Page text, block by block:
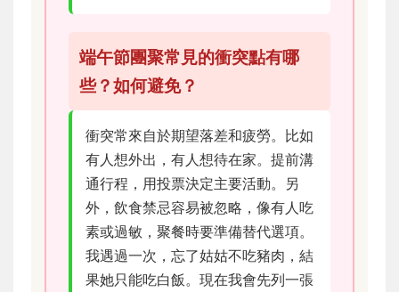
端午節團聚常見的衝突點有哪
些？如何避免？
衝突常來自於期望落差和疲勞。比如
有人想外出，有人想待在家。提前溝
通行程，用投票決定主要活動。另
外，飲食禁忌容易被忽略，像有人吃
素或過敏，聚餐時要準備替代選項。
我遇過一次，忘了姑姑不吃豬肉，結
果她只能吃白飯。現在我會先列一張